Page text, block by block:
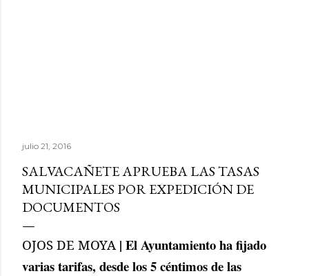
julio 21, 2016
SALVACAÑETE APRUEBA LAS TASAS
MUNICIPALES POR EXPEDICIÓN DE
DOCUMENTOS
OJOS DE MOYA | El Ayuntamiento ha fijado
varias tarifas, desde los 5 céntimos de las